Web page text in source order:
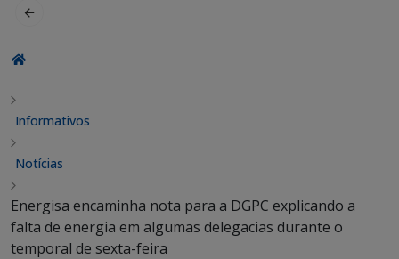
Informativos
Notícias
Energisa encaminha nota para a DGPC explicando a
falta de energia em algumas delegacias durante o
temporal de sexta-feira